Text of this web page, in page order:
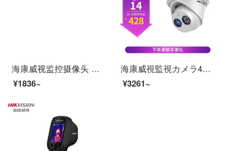
海康威视监控摄像头 室内网络高清监控器安防监控设备套装探头130万非poeDS-2CD1311D-I 6mm
¥1836~
海康威視監視カメラ400万光星級録音可能ネットケーブル供給室内半球赤外線夜間テレビモニターDS-2346 FWD-S 2.8 MM
¥3261~